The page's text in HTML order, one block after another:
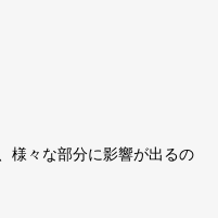
様々な部分に影響が出るの